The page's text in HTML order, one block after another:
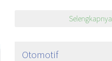
Selengkapnya
Otomotif